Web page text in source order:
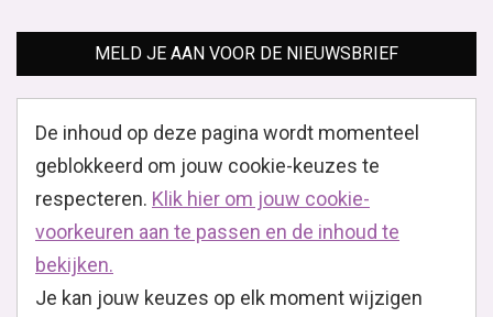
MELD JE AAN VOOR DE NIEUWSBRIEF
De inhoud op deze pagina wordt momenteel
geblokkeerd om jouw cookie-keuzes te
respecteren. Klik hier om jouw cookie-
voorkeuren aan te passen en de inhoud te
bekijken.
Je kan jouw keuzes op elk moment wijzigen